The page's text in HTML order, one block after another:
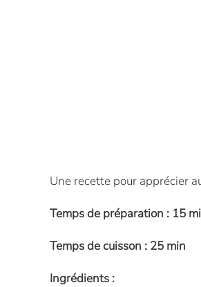
Une recette pour apprécier
Temps de préparation : 15
Temps de cuisson : 25 min
Ingrédients :